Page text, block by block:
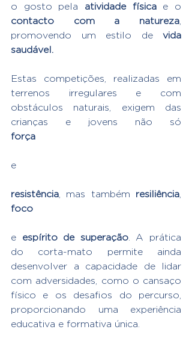
o gosto pela atividade física
contacto com a natureza,
promovendo um estilo de vida
saudável.
Estas competições, realizadas em
terrenos irregulares e com
obstáculos naturais, exigem das
força
e
resistência, mas também resiliência
foco
e espírito de superação. A prática
do corta-mato permite ainda
desenvolver a capacidade de lidar
com adversidades, como o cansaço
físico e os desafios do percurso,
proporcionando uma experiência
educativa e formativa única.